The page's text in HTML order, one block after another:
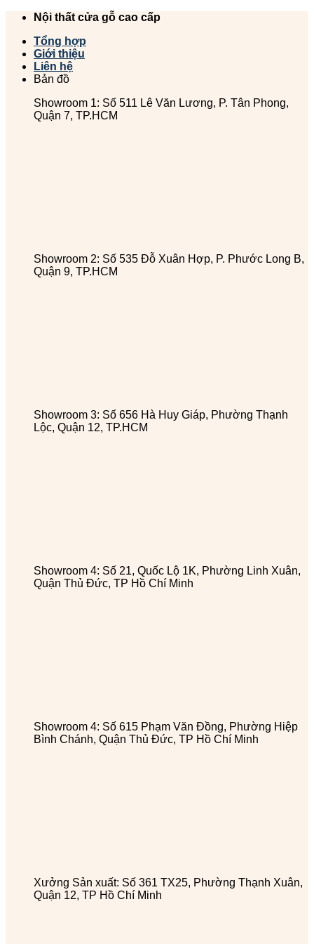
Chuyển
dung
Nội thất cửa gỗ cao cấp
Tổng hợp
Giới thiệu
Liên hệ
Bản đồ
Showroom 1: Số 511 Lê Văn Lương, P. Tân Phong,
Quận 7, TP.HCM
Showroom 2: Số 535 Đỗ Xuân Hợp, P. Phước Long B,
Quận 9, TP.HCM
Showroom 3: Số 656 Hà Huy Giáp, Phường Thạnh
Lộc, Quận 12, TP.HCM
Showroom 4: Số 21, Quốc Lộ 1K, Phường Linh Xuân,
Quận Thủ Đức, TP Hồ Chí Minh
Showroom 4: Số 615 Phạm Văn Đồng, Phường Hiệp
Bình Chánh, Quận Thủ Đức, TP Hồ Chí Minh
Xưởng Sản xuất: Số 361 TX25, Phường Thạnh Xuân,
Quận 12, TP Hồ Chí Minh